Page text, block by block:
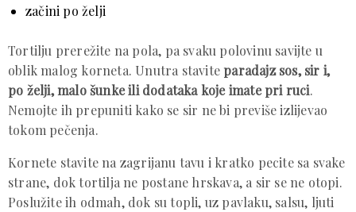
začini po želji
Tortilju prerežite na pola, pa svaku polovinu savijte u
oblik malog korneta. Unutra staviteparadajz sos, sir i,
po želji, malo šunke ili dodataka koje imate pri ruci.
Nemojte ih prepuniti kako se sir ne bi previše izlijevao
tokom pečenja.
Kornete stavite na zagrijanu tavu i kratko pecite sa svake
strane, dok tortilja ne postane hrskava, a sir se ne otopi.
Poslužite ih odmah, dok su topli, uz pavlaku, salsu, ljuti